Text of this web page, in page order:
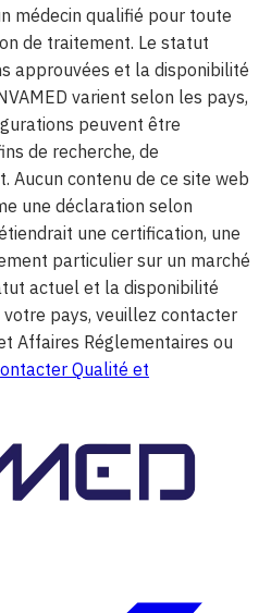
médecin qualifié pour toute
de traitement. Le statut
approuvées et la disponibilité
varient selon les pays,
peuvent être
de recherche, de
Aucun contenu de ce site web
une déclaration selon
une certification, une
particulier sur un marché
actuel et la disponibilité
pays, veuillez contacter
Affaires Réglementaires ou
Qualité et